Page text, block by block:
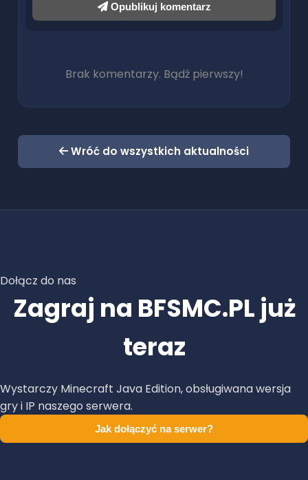
Opublikuj komentarz
Brak komentarzy. Bądź pierwszy!
Wróć do wszystkich aktualności
Dołącz do nas
Zagraj na BFSMC.PL już
teraz
Wystarczy Minecraft Java Edition, obsługiwana wersja
gry i IP naszego serwera.
Jak dołączyć na serwer?